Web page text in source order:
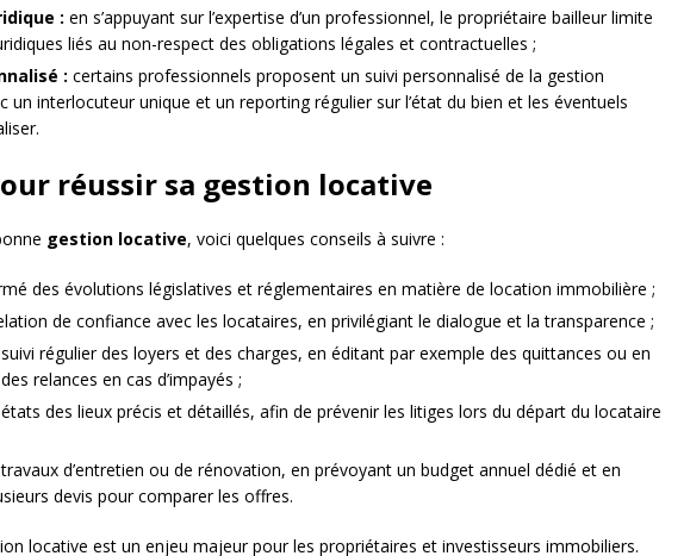
: en s’appuyant sur l’expertise d’un professionnel, le propriétaire bailleur limite
liés au non-respect des obligations légales et contractuelles ;
: certains professionnels proposent un suivi personnalisé de la gestion
un interlocuteur unique et un reporting régulier sur l’état du bien et les éventuels
réussir sa gestion locative
gestion locative, voici quelques conseils à suivre :
des évolutions législatives et réglementaires en matière de location immobilière ;
de confiance avec les locataires, en privilégiant le dialogue et la transparence ;
régulier des loyers et des charges, en éditant par exemple des quittances ou en
relances en cas d’impayés ;
des lieux précis et détaillés, afin de prévenir les litiges lors du départ du locataire
d’entretien ou de rénovation, en prévoyant un budget annuel dédié et en
devis pour comparer les offres.
locative est un enjeu majeur pour les propriétaires et investisseurs immobiliers.